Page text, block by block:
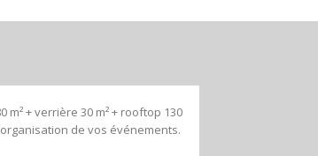
m² + verrière 30 m² + rooftop 130
de vos événements.